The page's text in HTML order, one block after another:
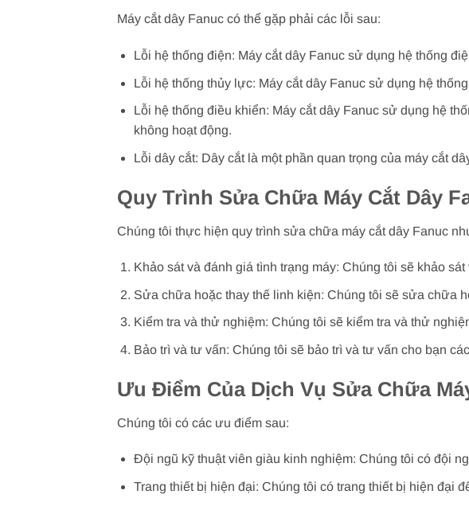
Máy cắt dây Fanuc có thể gặp phải các lỗi sau:
Lỗi hệ thống điện: Máy cắt dây Fanuc sử dụng hệ thống
Lỗi hệ thống thủy lực: Máy cắt dây Fanuc sử dụng hệ
Lỗi hệ thống điều khiển: Máy cắt dây Fanuc sử dụng hệ
không hoạt động.
Lỗi dây cắt: Dây cắt là một phần quan trọng của máy cắt
Quy Trình Sửa Chữa Máy Cắt Dây
Chúng tôi thực hiện quy trình sửa chữa máy cắt dây Fanuc
Khảo sát và đánh giá tình trạng máy: Chúng tôi sẽ khảo
Sửa chữa hoặc thay thế linh kiện: Chúng tôi sẽ sửa chữa
Kiểm tra và thử nghiệm: Chúng tôi sẽ kiểm tra và thử
Bảo trì và tư vấn: Chúng tôi sẽ bảo trì và tư vấn cho bạn
Ưu Điểm Của Dịch Vụ Sửa Chữa
Chúng tôi có các ưu điểm sau:
Đội ngũ kỹ thuật viên giàu kinh nghiệm: Chúng tôi có đội
Trang thiết bị hiện đại: Chúng tôi có trang thiết bị hiện đại